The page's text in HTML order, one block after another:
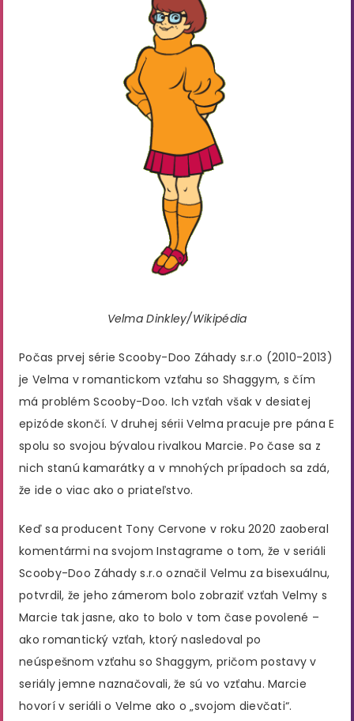
Velma Dinkley/Wikipédia
Počas prvej série Scooby-Doo Záhady s.r.o (2010-2013)
je Velma v romantickom vzťahu so Shaggym, s čím
má problém Scooby-Doo. Ich vzťah však v desiatej
epizóde skončí. V druhej sérii Velma pracuje pre pána E
spolu so svojou bývalou rivalkou Marcie. Po čase sa z
nich stanú kamarátky a v mnohých prípadoch sa zdá,
že ide o viac ako o priateľstvo.
Keď sa producent Tony Cervone v roku 2020 zaoberal
komentármi na svojom Instagrame o tom, že v seriáli
Scooby-Doo Záhady s.r.o označil Velmu za bisexuálnu,
potvrdil, že jeho zámerom bolo zobraziť vzťah Velmy s
Marcie tak jasne, ako to bolo v tom čase povolené –
ako romantický vzťah, ktorý nasledoval po
neúspešnom vzťahu so Shaggym, pričom postavy v
seriály jemne naznačovali, že sú vo vzťahu. Marcie
hovorí v seriáli o Velme ako o „svojom dievčati“.